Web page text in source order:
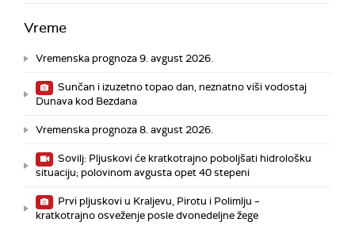
Vreme
Vremenska prognoza 9. avgust 2026.
Sunčan i izuzetno topao dan, neznatno viši vodostaj
Dunava kod Bezdana
Vremenska prognoza 8. avgust 2026.
Sovilj: Pljuskovi će kratkotrajno poboljšati hidrološku
situaciju; polovinom avgusta opet 40 stepeni
Prvi pljuskovi u Kraljevu, Pirotu i Polimlju –
kratkotrajno osveženje posle dvonedeljne žege